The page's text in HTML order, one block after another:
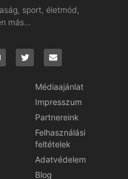
sport, életmód,
más…
Médiaajánlat
Impresszum
Partnereink
Felhasználási
feltételek
Adatvédelem
Blog